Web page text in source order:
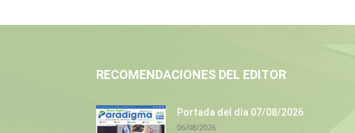
RECOMENDACIONES DEL EDITOR
Portada del día 07/08/2026
06/08/2026